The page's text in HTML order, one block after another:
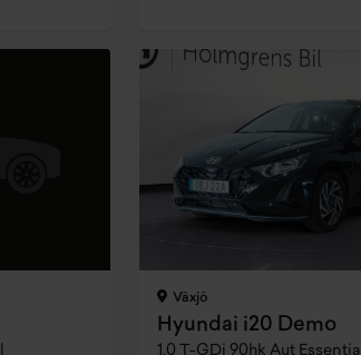
Växjö
Hyundai i20 Demo
1.0 T-GDi 90hk Aut Essential